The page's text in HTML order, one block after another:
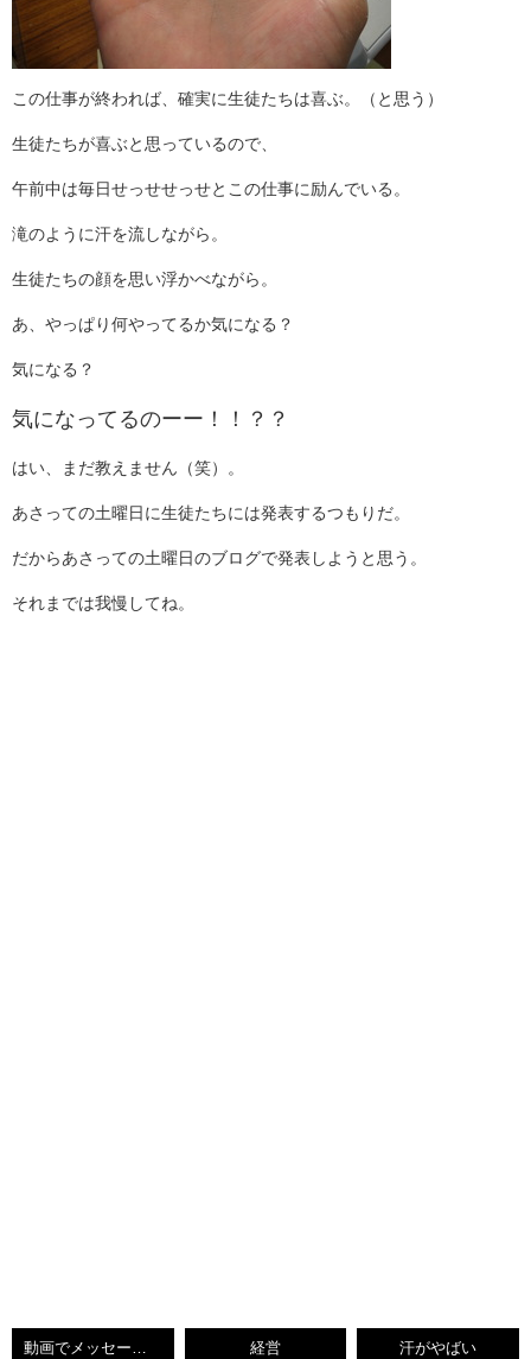
この仕事が終われば、確実に生徒たちは喜ぶ。（と思う）
生徒たちが喜ぶと思っているので、
午前中は毎日せっせせっせとこの仕事に励んでいる。
滝のように汗を流しながら。
生徒たちの顔を思い浮かべながら。
あ、やっぱり何やってるか気になる？
気になる？
気になってるのーー！！？？
はい、まだ教えません（笑）。
あさっての土曜日に生徒たちには発表するつもりだ。
だからあさっての土曜日のブログで発表しようと思う。
それまでは我慢してね。
動画でメッセージを伝えたい 経営 汗がやばい